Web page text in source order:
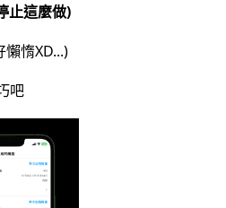
止這麼做)
惰XD...)
吧